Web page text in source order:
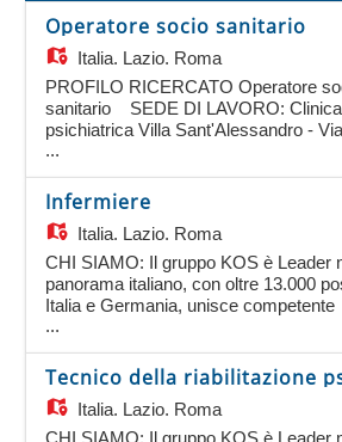
Operatore socio sanitario
Italia, Lazio, Roma
PROFILO RICERCATO Operatore
sanitario SEDE DI LAVORO: Clinica
psichiatrica Villa Sant'Alessandro - Via
Nomentana 1362 - 00137 Roma
possesso del titolo di Operatore
(Oss); - preferibile possesso diploma
secondaria; - gradita esperienza
ruolo; - automuniti; - conoscenza
lingua italiana. La ricerca è rivolta a
sessi (Legge 903/77 e art.8 D.lgs
TIPOLOGIA CONTRATTUALE,
ore settimanali su turni diurni, notturni
retribuzione lorda annuale di euro
maggiorazioni festive, maggiorazioni
tredicesima; - assicurazione sanitaria,
...
Infermiere
Italia, Lazio, Roma
CHI SIAMO: Il gruppo KOS è Leader
panorama italiano, con oltre 13.000
Italia e Germania, unisce competente
specialistiche, presenza capillare sul
professionalità e attenzione alle
servizi completi per la tua salute: dalle
ambulatoriali ai percorsi riabilitativi,
mentale all'assistenza socio-sanitaria
Sito: www.kosgroup.com PERCHE'
...
Italia, Lazio, Roma
CHI SIAMO: Il gruppo KOS è Leader